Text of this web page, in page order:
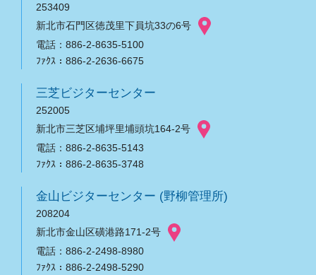
253409
新北市石門区徳茂里下員坑33の6号
電話：886-2-8635-5100
ﾌｧｸｽ：886-2-2636-6675
三芝ビジターセンター
252005
新北市三芝区埔坪里埔頭坑164-2号
電話：886-2-8635-5143
ﾌｧｸｽ：886-2-8635-3748
金山ビジターセンター (野柳管理所)
208204
新北市金山区磺港路171-2号
電話：886-2-2498-8980
ﾌｧｸｽ：886-2-2498-5290